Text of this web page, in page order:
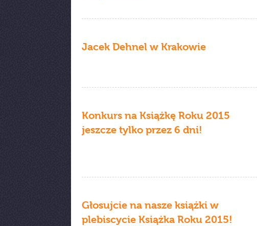
Jacek Dehnel w Krakowie
Konkurs na Książkę Roku 2015
jeszcze tylko przez 6 dni!
Głosujcie na nasze książki w
plebiscycie Książka Roku 2015!